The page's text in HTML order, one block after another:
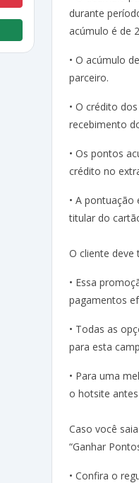
durante
acúmulo é de
• O acúmulo
parceiro.
• O crédito
recebimento
• Os pontos
crédito no
• A
titular do
O cliente deve
• Essa
pagamentos
• Todas as
para esta
• Para uma
o hotsite
Caso você
“Ganhar
• Confira o